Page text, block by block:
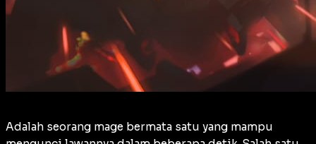
Adalah seorang mage bermata satu yang mampu